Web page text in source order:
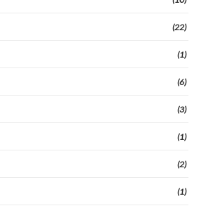
(22)
(1)
(6)
(3)
(1)
(2)
(1)